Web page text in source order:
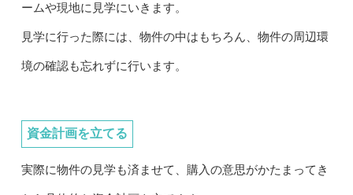
ームや現地に見学にいきます。
見学に行った際には、物件の中はもちろん、物件の周辺環
境の確認も忘れずに行います。
資金計画を立てる
実際に物件の見学も済ませて、購入の意思がかたまってき